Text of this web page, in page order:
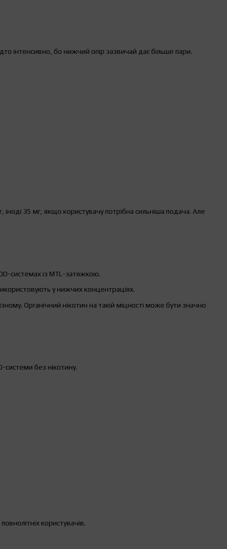
інтенсивно, бо нижчий опір зазвичай дає більше пари.
35 мг, якщо користувачу потрібна сильніша подача. Але
системах із MTL-затяжкою.
у нижчих концентраціях.
Органічний нікотин на такій міцності може бути значно
системи без нікотину.
користувачів.